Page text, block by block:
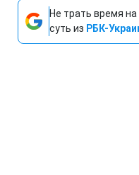
Не трать время
суть из РБК-